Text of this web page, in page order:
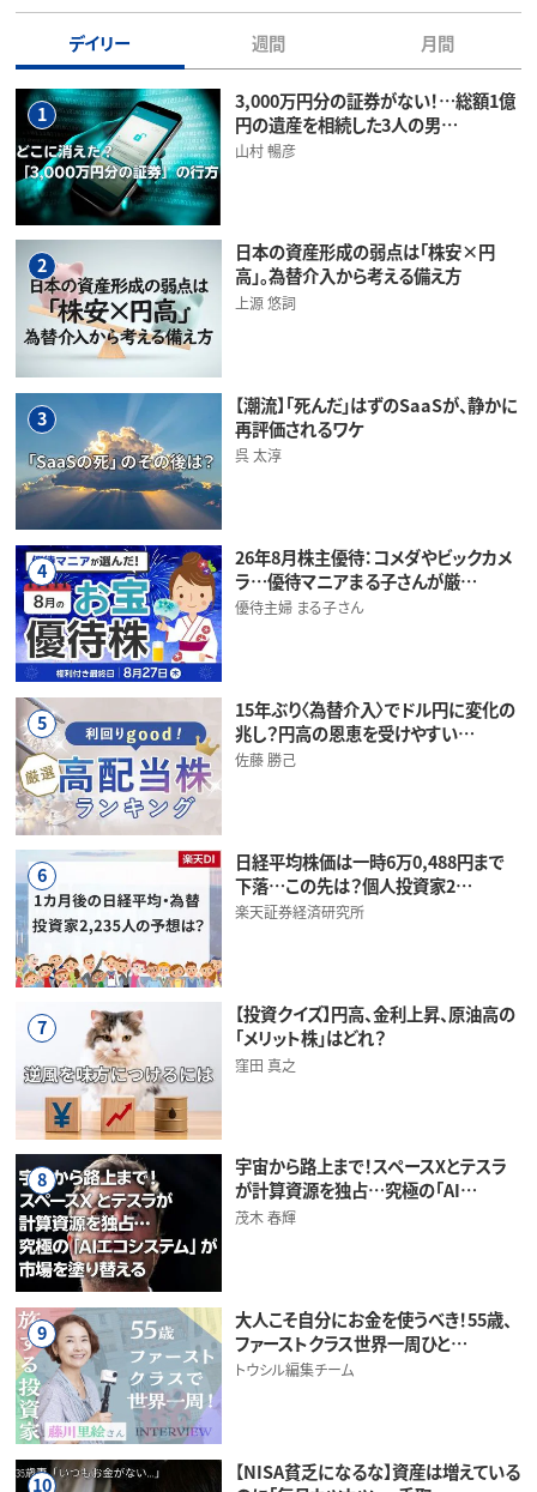
デイリー 週間 月間
1
3,000万円分の証券がない！…総額1億
円の遺産を相続した3人の男…
山村 暢彦
2
日本の資産形成の弱点は「株安×円
高」。為替介入から考える備え方
上源 悠詞
3
【潮流】「死んだ」はずのSaaSが、静かに
再評価されるワケ
呉 太淳
4
26年8月株主優待：コメダやビックカメ
ラ…優待マニアまる子さんが厳…
優待主婦 まる子さん
5
15年ぶり〈為替介入〉でドル円に変化の
兆し？円高の恩恵を受けやすい…
佐藤 勝己
6
日経平均株価は一時6万0,488円まで
下落…この先は？個人投資家2…
楽天証券経済研究所
7
【投資クイズ】円高、金利上昇、原油高の
「メリット株」はどれ？
窪田 真之
8
宇宙から路上まで！スペースXとテスラ
が計算資源を独占…究極の「AI…
茂木 春輝
9
大人こそ自分にお金を使うべき！55歳、
ファーストクラス世界一周ひと…
トウシル編集チーム
10
【NISA貧乏になるな】資産は増えている